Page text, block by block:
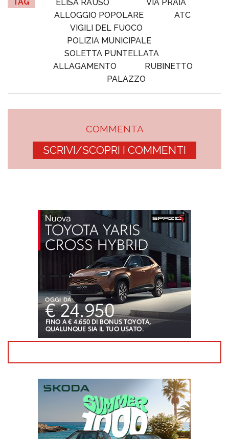
ELISA RAUSO
VIA PRAIA
ALLOGGIO POPOLARE
ATC
VIGILI DEL FUOCO
POLIZIA MUNICIPALE
SOLETTA PUNTELLATA
ALLAGAMENTO
RUBINETTO
PALAZZO
COMMENTA
SCRIVI/SCOPRI I COMMENTI